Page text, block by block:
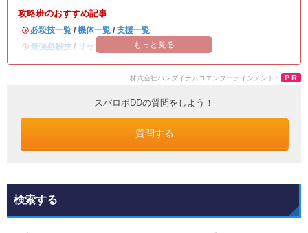
攻略班のおすすめ記事
・ 必殺技一覧 / 機体一覧 / 支援一覧
・最強必殺技 / リセマラ当たりランキング
もっと見る
PR
スパロボDDの質問をしよう！
質問する
検索する